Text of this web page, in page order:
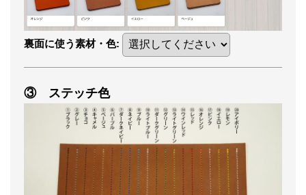
裏面に使う素材・色:
③ ステッチ色